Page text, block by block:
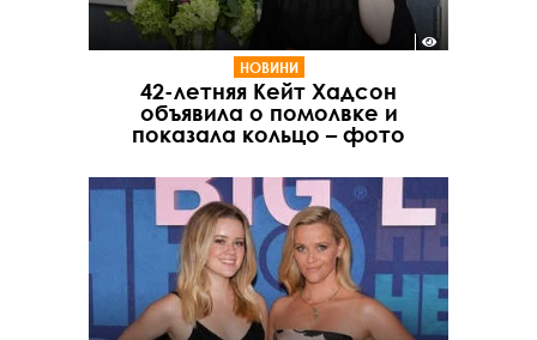
НОВИНИ
42-летняя Кейт Хадсон
объявила о помолвке и
показала кольцо – фото